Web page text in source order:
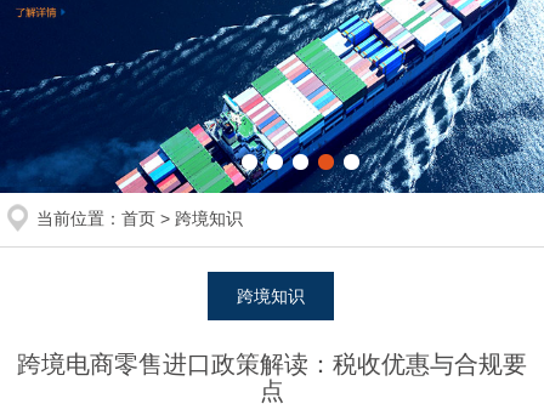
当前位置： 首页 > 跨境知识
跨境知识
跨境电商零售进口政策解读：税收优惠与合规要
点